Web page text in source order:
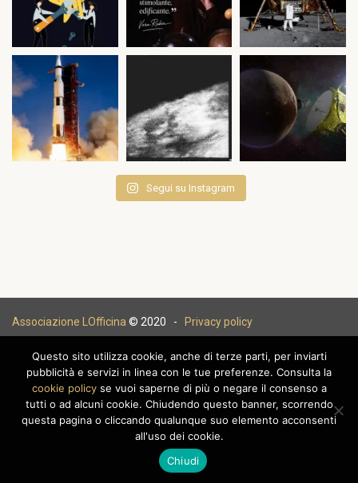
Segui su Instagram
Associazione LOfficina © 2020 - Privacy policy
Questo sito utilizza cookie, anche di terze parti, per inviarti
pubblicità e servizi in linea con le tue preferenze. Consulta la
cookie policyse vuoi saperne di più o negare il consenso a
tutti o ad alcuni cookie. Chiudendo questo banner, scorrendo
questa pagina o cliccando qualunque suo elemento acconsenti
all'uso dei cookie.
Chiudi